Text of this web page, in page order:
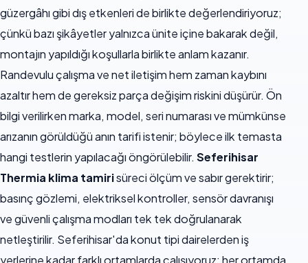
güzergâhı gibi dış etkenleri de birlikte değerlendiriyoruz;
çünkü bazı şikâyetler yalnızca ünite içine bakarak değil,
montajın yapıldığı koşullarla birlikte anlam kazanır.
Randevulu çalışma ve net iletişim hem zaman kaybını
azaltır hem de gereksiz parça değişim riskini düşürür. Ön
bilgi verilirken marka, model, seri numarası ve mümkünse
arızanın görüldüğü anın tarifi istenir; böylece ilk temasta
hangi testlerin yapılacağı öngörülebilir. Seferihisar
Thermia klima tamirisüreci ölçüm ve sabır gerektirir;
basınç gözlemi, elektriksel kontroller, sensör davranışı
ve güvenli çalışma modları tek tek doğrulanarak
netleştirilir. Seferihisar'da konut tipi dairelerden iş
yerlerine kadar farklı ortamlarda çalışıyoruz; her ortamda